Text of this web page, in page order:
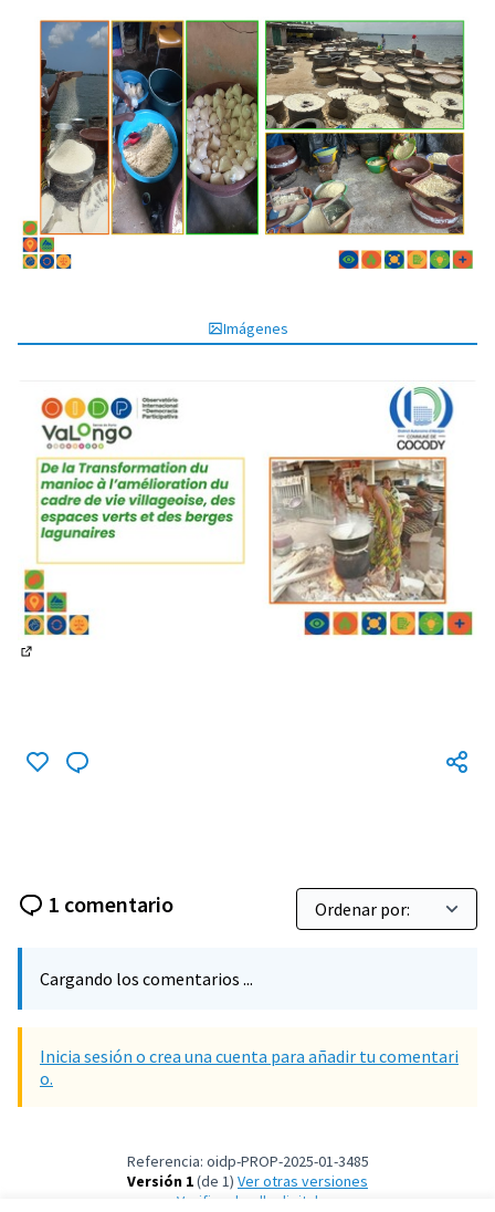
Imágenes
1 comentario
Cargando los comentarios ...
Inicia sesión o crea una cuenta para añadir tu comentari
o.
Referencia: oidp-PROP-2025-01-3485
Versión 1(de 1)
ver otras versiones
Verificar huella digital